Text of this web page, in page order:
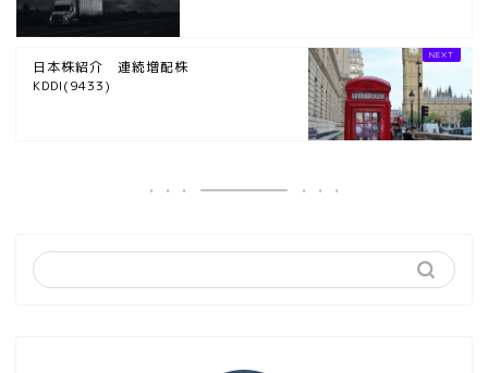
日本株紹介 連続増配株
KDDI(9433)